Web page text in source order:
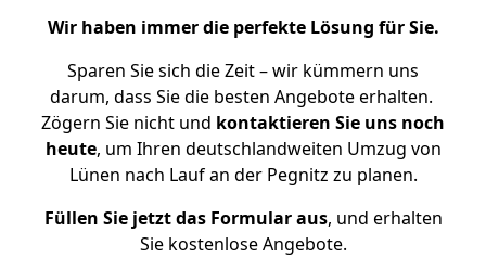
Wir haben immer die perfekte Lösung für Sie.
Sparen Sie sich die Zeit – wir kümmern uns
darum, dass Sie die besten Angebote erhalten.
Zögern Sie nicht und kontaktieren Sie uns noch
heute, um Ihren deutschlandweiten Umzug von
Lünen nach Lauf an der Pegnitz zu planen.
Füllen Sie jetzt das Formular aus, und erhalten
Sie kostenlose Angebote.